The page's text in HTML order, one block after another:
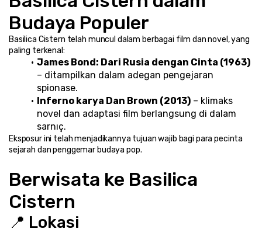
Budaya Populer
Basilica Cistern telah muncul dalam berbagai film dan novel, yang
paling terkenal:
James Bond: Dari Rusia dengan Cinta (1963)
– ditampilkan dalam adegan pengejaran
spionase.
Inferno karya Dan Brown (2013) – klimaks
novel dan adaptasi film berlangsung di dalam
sarnıç.
Eksposur ini telah menjadikannya tujuan wajib bagi para pecinta
sejarah dan penggemar budaya pop.
Berwisata ke Basilica
Cistern
📍 Lokasi